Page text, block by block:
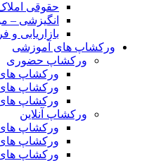
حقوقی
انگیزشی –
بازاریابی
ورکشاپ های آموزشی
ورکشاپ حضوری
ورکشاپ
ورکشاپ
ورکشاپ
ورکشاپ آنلاین
ورکشاپ های
ورکشاپ های
ورکشاپ های